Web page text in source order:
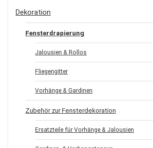
Dekoration
Fensterdrapierung
Jalousien & Rollos
Fliegengitter
Vorhänge & Gardinen
Zubehör zur Fensterdekoration
Ersatzteile für Vorhänge & Jalousien